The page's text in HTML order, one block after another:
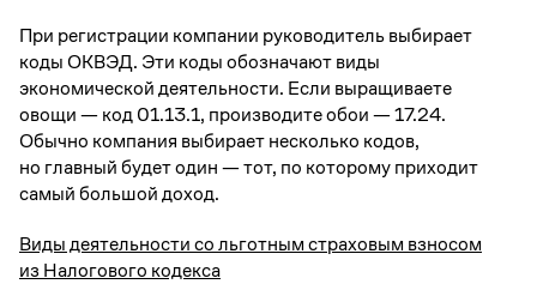
При регистрации компании руководитель выбирает
коды ОКВЭД. Эти коды обозначают виды
экономической деятельности. Если выращиваете
овощи — код 01.13.1, производите обои — 17.24.
Обычно компания выбирает несколько кодов,
но главный будет один — тот, по которому приходит
самый большой доход.
Виды деятельности со льготным страховым взносом
из Налогового кодекса